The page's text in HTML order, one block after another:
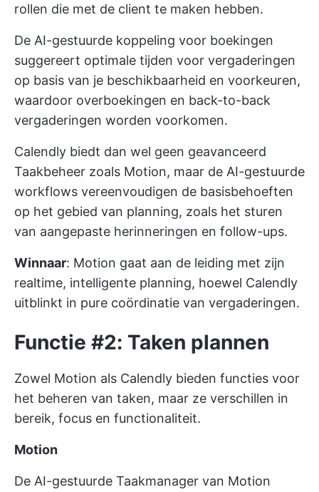
rollen die met de client te maken hebben.
De AI-gestuurde koppeling voor boekingen
suggereert optimale tijden voor vergaderingen
op basis van je beschikbaarheid en voorkeuren,
waardoor overboekingen en back-to-back
vergaderingen worden voorkomen.
Calendly biedt dan wel geen geavanceerd
Taakbeheer zoals Motion, maar de AI-gestuurde
workflows vereenvoudigen de basisbehoeften
op het gebied van planning, zoals het sturen
van aangepaste herinneringen en follow-ups.
Winnaar: Motion gaat aan de leiding met zijn
realtime, intelligente planning, hoewel Calendly
uitblinkt in pure coördinatie van vergaderingen.
Functie #2: Taken plannen
Zowel Motion als Calendly bieden functies voor
het beheren van taken, maar ze verschillen in
bereik, focus en functionaliteit.
Motion
De AI-gestuurde Taakmanager van Motion